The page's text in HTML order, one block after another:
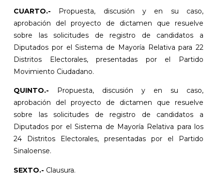
CUARTO.- Propuesta, discusión y en su caso,
aprobación del proyecto de dictamen que resuelve
sobre las solicitudes de registro de candidatos a
Diputados por el Sistema de Mayoría Relativa para 22
Distritos Electorales, presentadas por el Partido
Movimiento Ciudadano.
QUINTO.- Propuesta, discusión y en su caso,
aprobación del proyecto de dictamen que resuelve
sobre las solicitudes de registro de candidatos a
Diputados por el Sistema de Mayoría Relativa para los
24 Distritos Electorales, presentadas por el Partido
Sinaloense.
SEXTO.- Clausura.